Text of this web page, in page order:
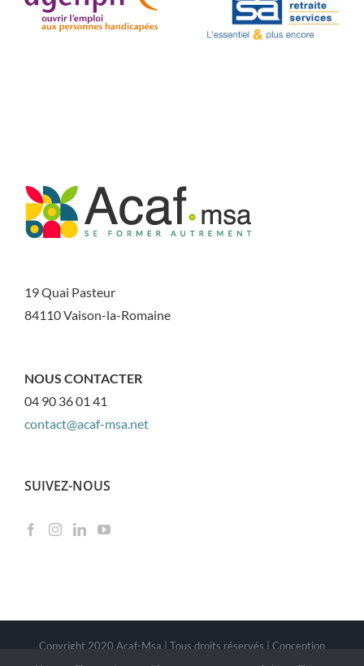
19 Quai Pasteur
84110 Vaison-la-Romaine
NOUS CONTACTER
04 90 36 01 41
contact@acaf-msa.net
SUIVEZ-NOUS
Copyright 2020 Acaf-Msa | Tous droits réservés | Conception